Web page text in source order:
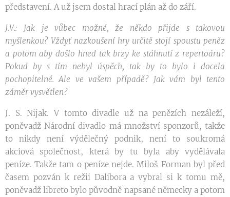
představení. A už jsem dostal hrací plán až do září.
J.V.: Jak je vůbec možné, že někdo přijde s takovou
myšlenkou? Vždyť nazkoušení hry určitě stojí spoustu peněz
a potom aby došlo hned tak brzy ke stáhnutí z repertoáru?
Pokud by s tím nebyl úspěch, tak by to bylo i docela
pochopitelné. Ale ve vašem případě? Jak vám byl tento
záměr vysvětlen?
J. S. Nijak. V tomto divadle už na penězích nezáleží,
poněvadž Národní divadlo má množství sponzorů, takže
to nikdy není výdělečný podnik, není to soukromá
akciová společnost, která by tu byla aby vydělávala
peníze. Takže tam o peníze nejde. Miloš Forman byl před
časem pozván k režii Dalibora a vybral si k tomu mě,
poněvadž libreto bylo původně napsané německy a potom